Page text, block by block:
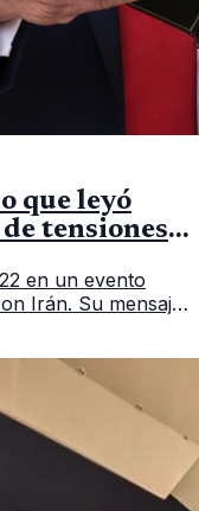
que leyó
tensiones
en un evento
Irán. Su mensaje